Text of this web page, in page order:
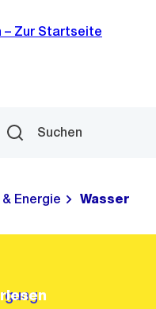
Suchen
Energie Wasser